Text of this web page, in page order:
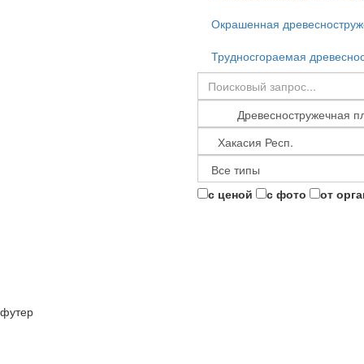
Окрашенная
Трудносгораемая
с ценой с фото от
футер